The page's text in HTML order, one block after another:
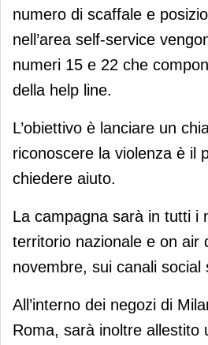
numero di scaffale e
nell’area self-service
numeri 15 e 22 che
della help line.
L’obiettivo è lanciare un
riconoscere la violenza è il
chiedere aiuto.
La campagna sarà in tutti i
territorio nazionale e on air
novembre, sui canali social
All’interno dei negozi di
Roma, sarà inoltre allestito